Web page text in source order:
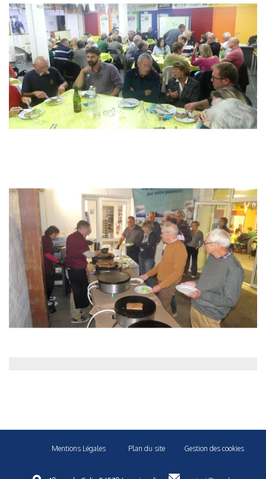
Mentions Légales Plan du site Gestion des cookies